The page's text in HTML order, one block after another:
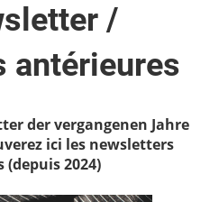
/
antérieures
der vergangenen Jahre
ici les newsletters
(depuis 2024)